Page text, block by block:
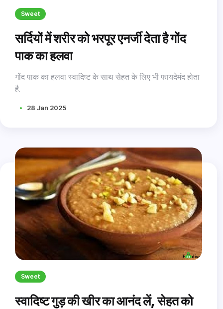
Sweet
सर्दियों में शरीर को भरपूर एनर्जी देता है गोंद
पाक का हलवा
गोंद पाक का हलवा स्वादिष्ट के साथ सेहत के लिए भी फायदेमंद होता
है.
28 Jan 2025
Sweet
स्वादिष्ट गुड़ की खीर का आनंद लें, सेहत को